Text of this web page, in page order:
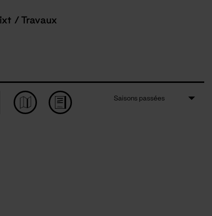
/ Travaux
Saisons passées